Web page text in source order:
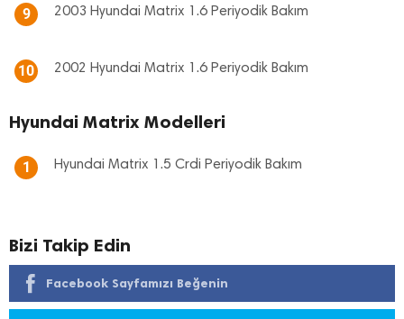
9 2003 Hyundai Matrix 1.6 Periyodik Bakım
10 2002 Hyundai Matrix 1.6 Periyodik Bakım
Hyundai Matrix Modelleri
1 Hyundai Matrix 1.5 Crdi Periyodik Bakım
Bizi Takip Edin
Facebook Sayfamızı Beğenin